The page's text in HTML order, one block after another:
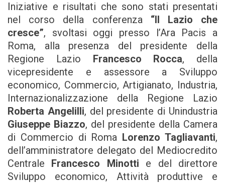
Iniziative e risultati che sono stati presentati
nel corso della conferenza “Il Lazio che
cresce”, svoltasi oggi presso l’Ara Pacis a
Roma, alla presenza del presidente della
Regione Lazio Francesco Rocca, della
vicepresidente e assessore a Sviluppo
economico, Commercio, Artigianato, Industria,
Internazionalizzazione della Regione Lazio
Roberta Angelilli, del presidente di Unindustria
Giuseppe Biazzo, del presidente della Camera
di Commercio di Roma Lorenzo Tagliavanti,
dell’amministratore delegato del Mediocredito
Centrale Francesco Minotti e del direttore
Sviluppo economico, Attività produttive e